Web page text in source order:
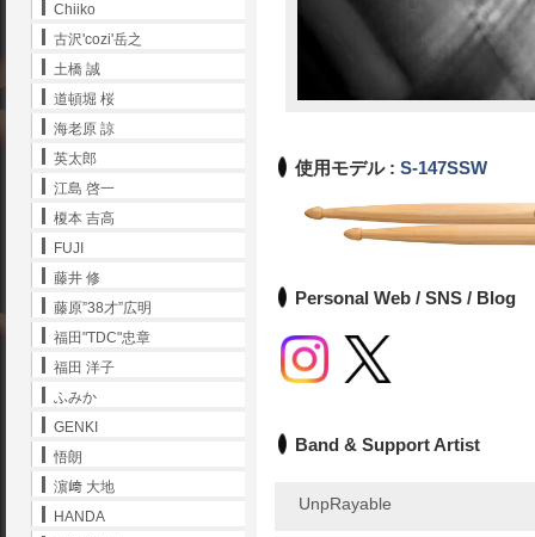
使用モデル : S-147SSW
Personal Web / SNS / Blog
Band & Support Artist
UnpRayable
Chiiko
古沢'cozi'岳之
土橋 誠
道頓堀 桜
海老原 諒
英太郎
江島 啓一
榎本 吉高
FUJI
藤井 修
藤原”38才”広明
福田"TDC"忠章
福田 洋子
ふみか
GENKI
悟朗
濵﨑 大地
HANDA